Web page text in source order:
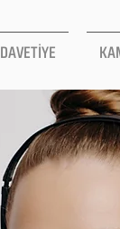
DAVETİYE